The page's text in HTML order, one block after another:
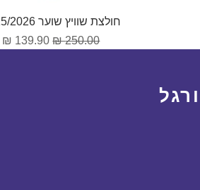
תצוגה מהירה
חולצת שוויץ שוער 2025/2026
מחיר רגיל‏250.00 ‏₪ מחיר מבצע